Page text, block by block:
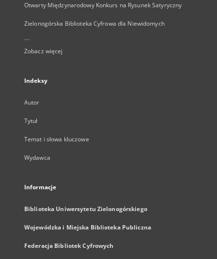
Otwarty Międzynarodowy Konkurs na Rysunek Satyryczny
Zielonogórska Biblioteka Cyfrowa dla Niewidomych
...
Zobacz więcej
Indeksy
Autor
Tytuł
Temat i słowa kluczowe
Wydawca
Informacje
Biblioteka Uniwersytetu Zielonogórskiego
Wojewódzka i Miejska Biblioteka Publiczna
Federacja Bibliotek Cyfrowych